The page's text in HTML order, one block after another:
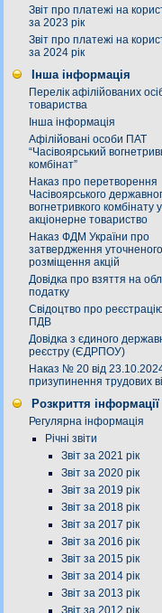
Звіт про платежі на
за 2023 рік
Звіт про платежі на
за 2024 рік
Інша інформація
Перелік афілійованих
товариства
Інша інформація
Афілійовані особи ПАТ
“Часівоярський
комбінат”
Наказ про перетворення
Часівоярського
вогнетривкого комбінату
акціонерне товариство
Наказ ФДМ України про
затвердження
розміщення акцій
Довідка про взяття на
податку
Свідоцтво про
ПДВ
Довідка з єдиного
реєстру (ЄДРПОУ)
Наказ № 20 від
призупинення трудових
Розкриття інформації
Регулярна інформація
Річні звіти
Звіт за 2021 рік
Звіт за 2020 рік
Звіт за 2019 рік
Звіт за 2018 рік
Звіт за 2017 рік
Звіт за 2016 рік
Звіт за 2015 рік
Звіт за 2014 рік
Звіт за 2013 рік
Звіт за 2012 рік